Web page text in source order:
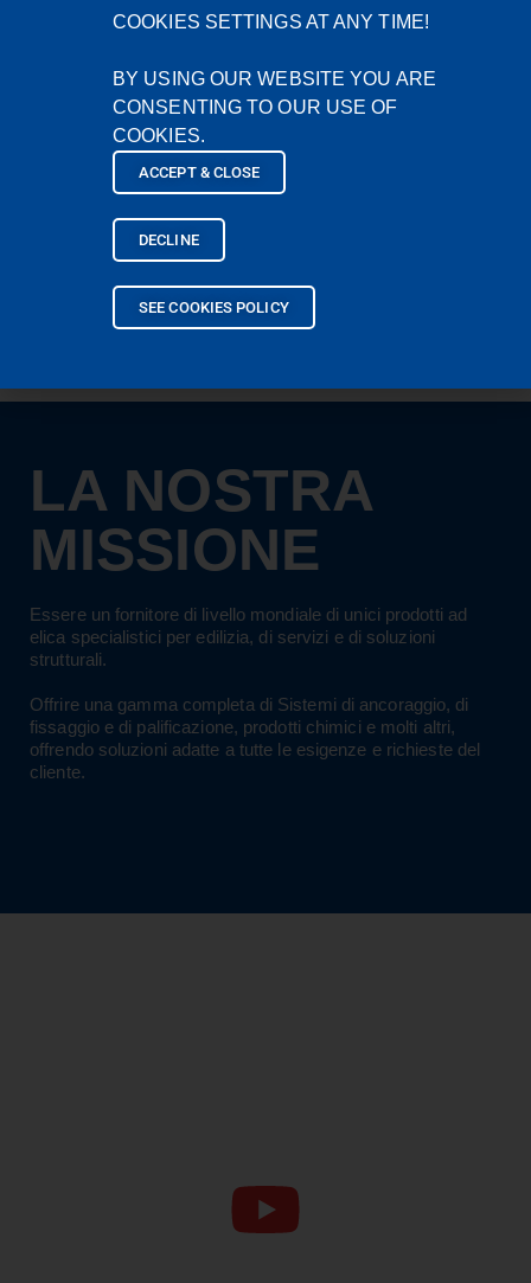
PRESENZA
GLOBALE
Noi trattiamo con più di 42 partners nel
LA NOSTRA
MISSIONE
Essere un fornitore di livello mondiale di unici prodotti ad
elica specialistici per edilizia, di servizi e di soluzioni
strutturali.
Offrire una gamma completa di Sistemi di ancoraggio, di
fissaggio e di palificazione, prodotti chimici e molti altri,
offrendo soluzioni adatte a tutte le esigenze e richieste del
cliente.
COOKIES SETTINGS AT ANY TIME!
BY USING OUR WEBSITE YOU ARE
CONSENTING TO OUR USE OF
COOKIES.
ACCEPT & CLOSE
DECLINE
SEE COOKIES POLICY